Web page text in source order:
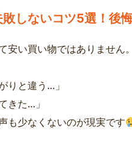
しないコツ5選！後
安い買い物ではありません。
りと違う…」
きた…」
も少なくないのが現実です